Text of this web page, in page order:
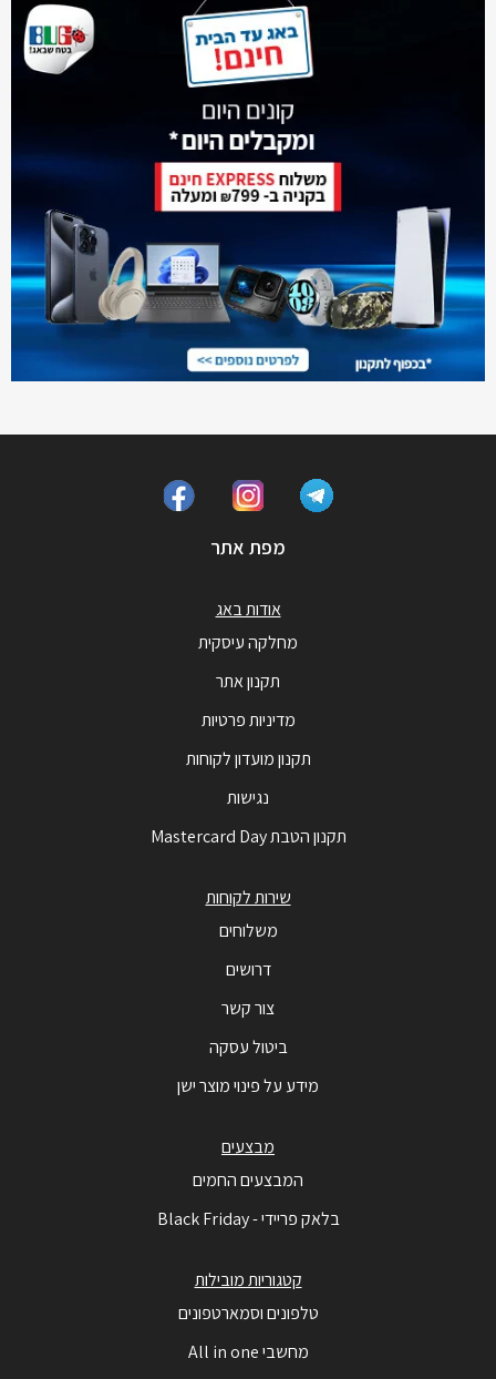
מפת אתר
אודות באג
מחלקה עיסקית
תקנון אתר
מדיניות פרטיות
תקנון מועדון לקוחות
נגישות
תקנון הטבת Mastercard Day
שירות לקוחות
משלוחים
דרושים
צור קשר
ביטול עסקה
מידע על פינוי מוצר ישן
מבצעים
המבצעים החמים
בלאק פריידי - Black Friday
קטגוריות מובילות
טלפונים וסמארטפונים
מחשבי All in one